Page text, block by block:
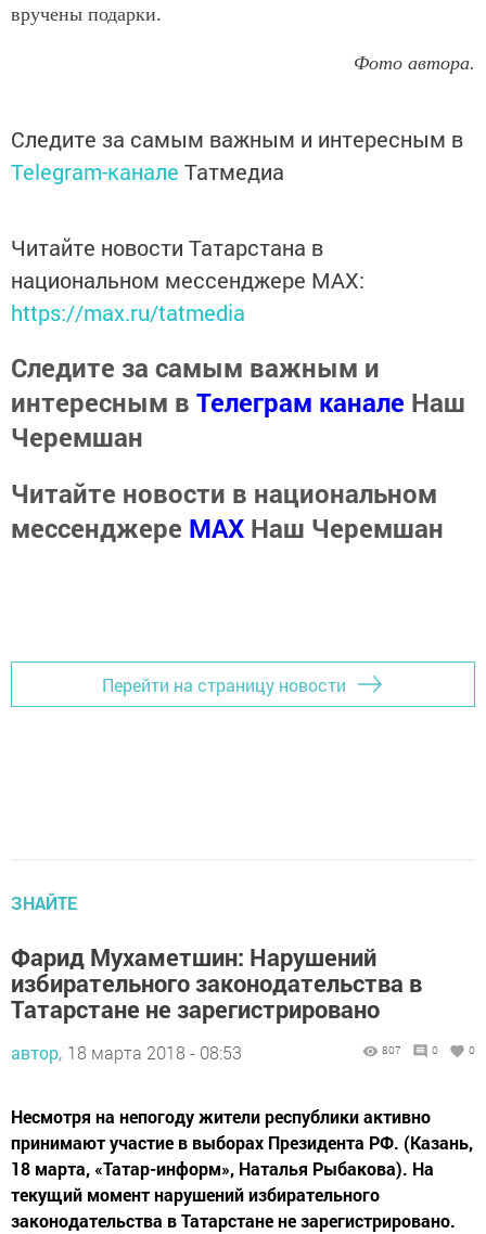
вручены подарки.
Фото автора.
Следите за самым важным и интересным в
Telegram-канале Татмедиа
Читайте новости Татарстана в
национальном мессенджере MАХ:
https://max.ru/tatmedia
Следите за самым важным и
интересным в Телеграм канале Наш
Черемшан
Читайте новости в национальном
мессенджере MАХ Наш Черемшан
Перейти на страницу новости
ЗНАЙТЕ
Фарид Мухаметшин: Нарушений
избирательного законодательства в
Татарстане не зарегистрировано
автор, 18 марта 2018 - 08:53 807 0 0
Несмотря на непогоду жители республики активно
принимают участие в выборах Президента РФ. (Казань,
18 марта, «Татар-информ», Наталья Рыбакова). На
текущий момент нарушений избирательного
законодательства в Татарстане не зарегистрировано.